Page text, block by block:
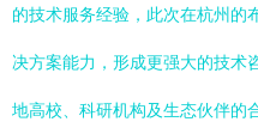
的技术服务经验，此次在杭州的
决方案能力，形成更强大的技术
地高校、科研机构及生态伙伴的